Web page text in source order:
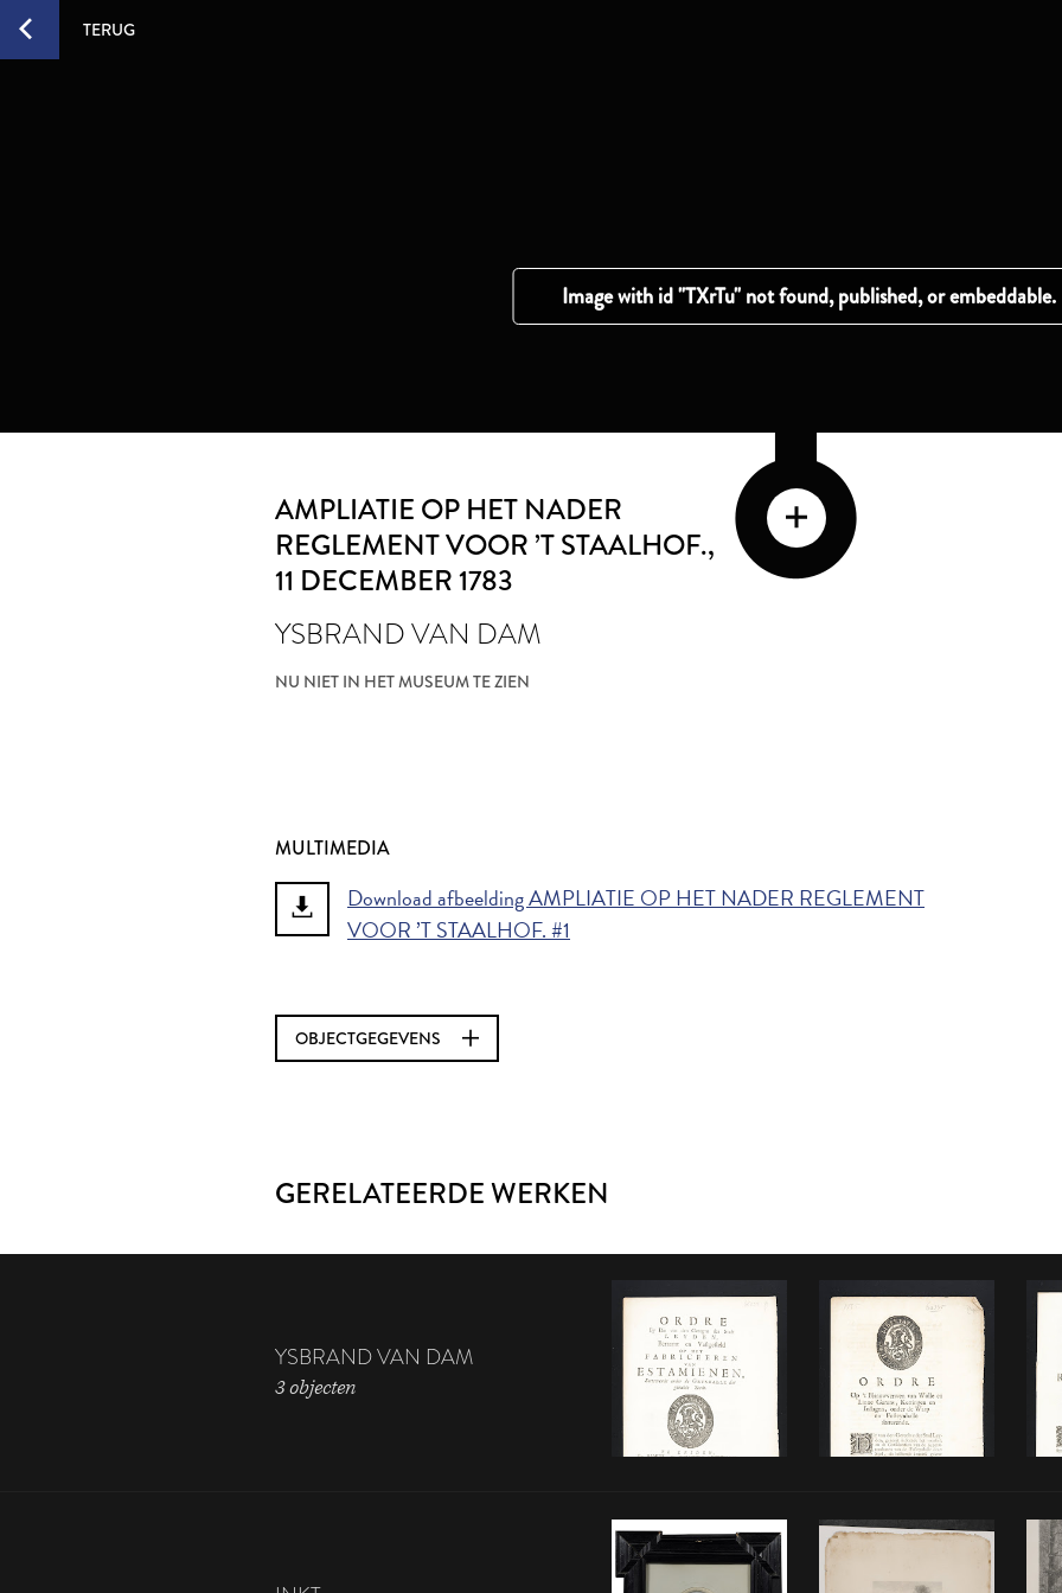
TERUG
AMPLIATIE OP HET NADER
REGLEMENT VOOR ’T STAALHOF.,
11 DECEMBER 1783
YSBRAND VAN DAM
NU NIET IN HET MUSEUM TE ZIEN
MULTIMEDIA
Download afbeelding AMPLIATIE OP HET NADER REGLEMENT
VOOR ’T STAALHOF. #1
OBJECTGEGEVENS
GERELATEERDE WERKEN
YSBRAND VAN DAM
3 objecten